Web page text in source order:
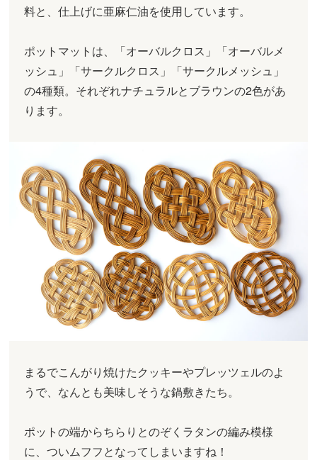
料と、仕上げに亜麻仁油を使用しています。
ポットマットは、「オーバルクロス」「オーバルメ
ッシュ」「サークルクロス」「サークルメッシュ」
の4種類。それぞれナチュラルとブラウンの2色があ
ります。
まるでこんがり焼けたクッキーやプレッツェルのよ
うで、なんとも美味しそうな鍋敷きたち。
ポットの端からちらりとのぞくラタンの編み模様
に、ついムフフとなってしまいますね！